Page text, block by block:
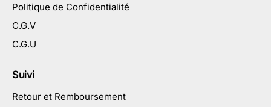
Politique de Confidentialité
C.G.V
C.G.U
Suivi
Retour et Remboursement